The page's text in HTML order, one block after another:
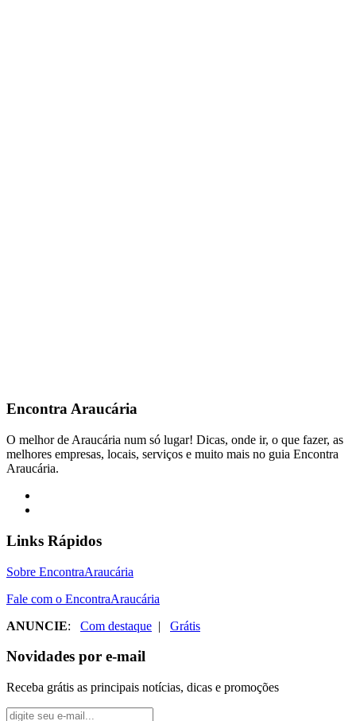
EncontraAraucária
O melhor de Araucária num só lugar! Dicas, onde ir, o que fazer, as
melhores empresas, locais, serviços e muito mais no guia Encontra
Araucária.
Links Rápidos
Sobre EncontraAraucária
Fale com o EncontraAraucária
ANUNCIE: Com destaque | Grátis
Novidades por e-mail
Receba grátis as principais notícias, dicas e promoções